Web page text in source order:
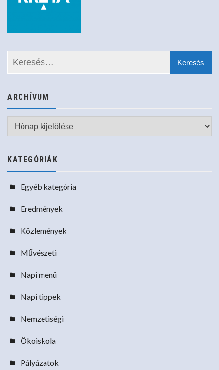
ARCHÍVUM
Archívum
KATEGÓRIÁK
Egyéb kategória
Eredmények
Közlemények
Művészeti
Napi menü
Napi tippek
Nemzetiségi
Ökoiskola
Pályázatok